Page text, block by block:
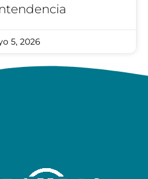
5, 2026